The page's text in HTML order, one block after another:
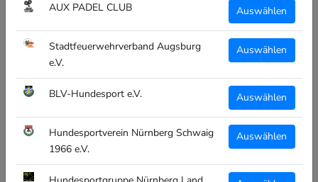
AUX PADEL CLUB Auswählen
Stadtfeuerwehrverband Augsburg
e.V.
Auswählen
BLV-Hundesport e.V. Auswählen
Hundesportverein Nürnberg Schwaig
1966 e.V.
Auswählen